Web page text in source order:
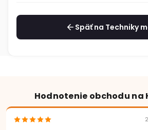
Späť na Techniky
Hodnotenie obchodu na